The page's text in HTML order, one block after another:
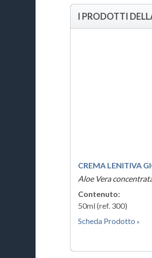
I PRODOTTI
CREMA LENITIVA
Aloe Vera
Contenuto:
50ml (ref. 300)
Scheda Prodotto